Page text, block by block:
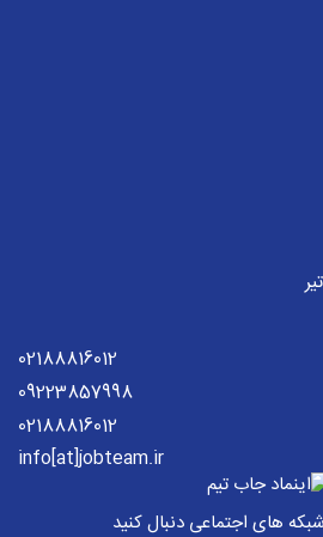
02188816012
09223857998
02188816012
info[at]jobteam.ir
های اجتماعی دنبال کنید